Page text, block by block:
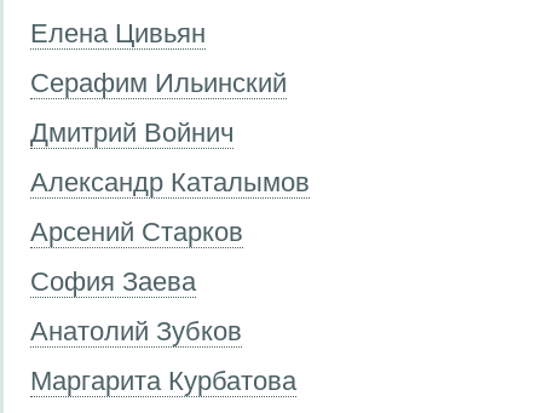
Елена Цивьян
Серафим Ильинский
Дмитрий Войнич
Александр Каталымов
Арсений Старков
София Заева
Анатолий Зубков
Маргарита Курбатова